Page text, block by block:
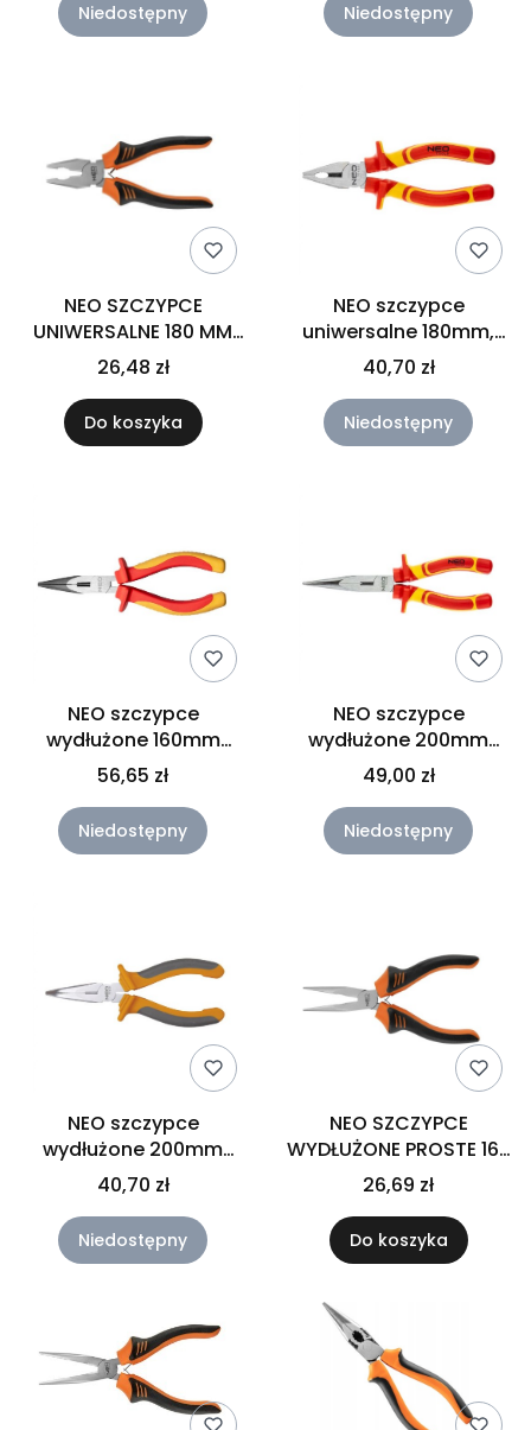
Niedostępny Niedostępny
NEO SZCZYPCE
UNIWERSALNE 180 MM
01-251
26,48 zł
Do koszyka
NEO szczypce
uniwersalne 180mm,
1000V 01-221
40,70 zł
Niedostępny
NEO szczypce
wydłużone 160mm
proste, 1000V 01-242
56,65 zł
Niedostępny
NEO szczypce
wydłużone 200mm
proste, 1000V 01-225
49,00 zł
Niedostępny
NEO szczypce
wydłużone 200mm
wygięte 01-016
40,70 zł
Niedostępny
NEO SZCZYPCE
WYDŁUŻONE PROSTE 160
MM 01-252
26,69 zł
Do koszyka